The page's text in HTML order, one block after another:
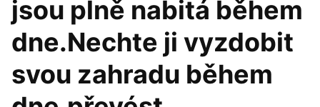
jsou plně nabitá během
dne.Nechte ji vyzdobit
svou zahradu během